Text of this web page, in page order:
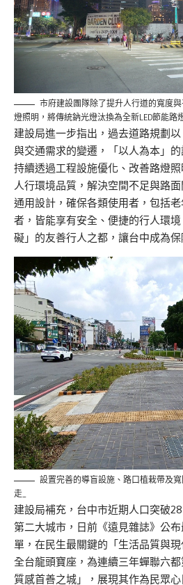
市府建設團隊除了提升人行道的寬度
燈照明，將傳統鈉光燈汰換為全新LED節能路
建設局進一步指出，過去道路規劃
與交通需求的變遷，「以人為本」
持續透過工程設施優化、改善路燈
人行環境品質，解決空間不足與路
通用設計，確保各類使用者，包括
者，皆能享有安全、便捷的行人環
礙」的友善行人之都，讓台中成為
設置完善的導盲設施、路口植栽帶及
走_
建設局補充，台中市近期人口突破
第二大城市，日前《遠見雜誌》公
單，在民生最關鍵的「生活品質與
全台龍頭寶座，為連續三年蟬聯六
質感首善之城」，展現其作為民眾